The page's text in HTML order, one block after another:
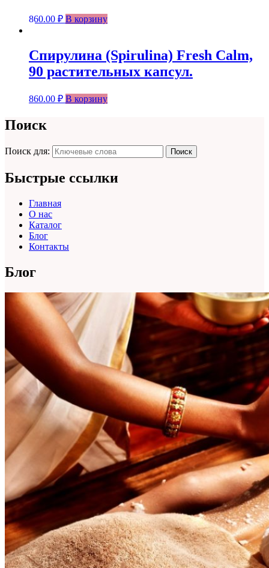
860.00 ₽ В корзину
Спирулина (Spirulina) Fresh Calm,
90 растительных капсул.
860.00 ₽ В корзину
Поиск
Поиск для: Поиск
Быстрые ссылки
Главная
О нас
Каталог
Блог
Контакты
Блог